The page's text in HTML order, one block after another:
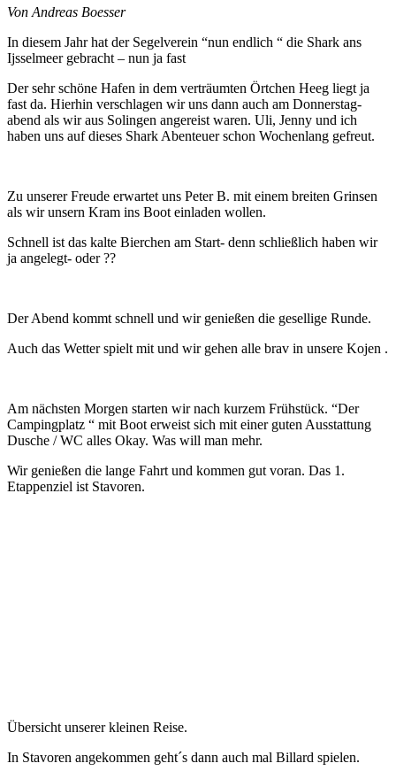
Von Andreas Boesser
In diesem Jahr hat der Segelverein “nun endlich “ die Shark ans
Ijsselmeer gebracht – nun ja fast
Der sehr schöne Hafen in dem verträumten Örtchen Heeg liegt ja
fast da. Hierhin verschlagen wir uns dann auch am Donnerstag-
abend als wir aus Solingen angereist waren. Uli, Jenny und ich
haben uns auf dieses Shark Abenteuer schon Wochenlang gefreut.
Zu unserer Freude erwartet uns Peter B. mit einem breiten Grinsen
als wir unsern Kram ins Boot einladen wollen.
Schnell ist das kalte Bierchen am Start- denn schließlich haben wir
ja angelegt- oder ??
Der Abend kommt schnell und wir genießen die gesellige Runde.
Auch das Wetter spielt mit und wir gehen alle brav in unsere Kojen .
Am nächsten Morgen starten wir nach kurzem Frühstück. “Der
Campingplatz “ mit Boot erweist sich mit einer guten Ausstattung
Dusche / WC alles Okay. Was will man mehr.
Wir genießen die lange Fahrt und kommen gut voran. Das 1.
Etappenziel ist Stavoren.
Übersicht unserer kleinen Reise.
In Stavoren angekommen geht´s dann auch mal Billard spielen.